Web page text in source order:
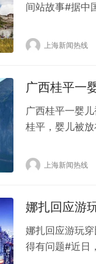
间站故事#据中
场设施设备状
上海新闻热线
广西桂平一
广西桂平一婴
桂平，婴儿被
子，应该更多的
上海新闻热线
娜扎回应游
娜扎回应游玩
得有问题#近日